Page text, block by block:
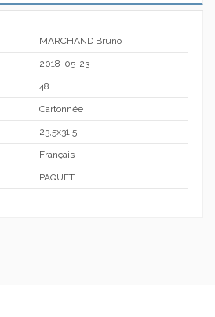
MARCHAND Bruno
2018-05-23
48
Cartonnée
23,5x31,5
Français
PAQUET